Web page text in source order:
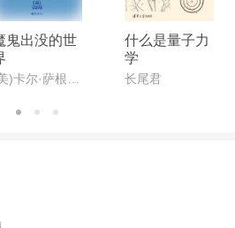
鬼出没的世
什么是量子力
学
长尾君